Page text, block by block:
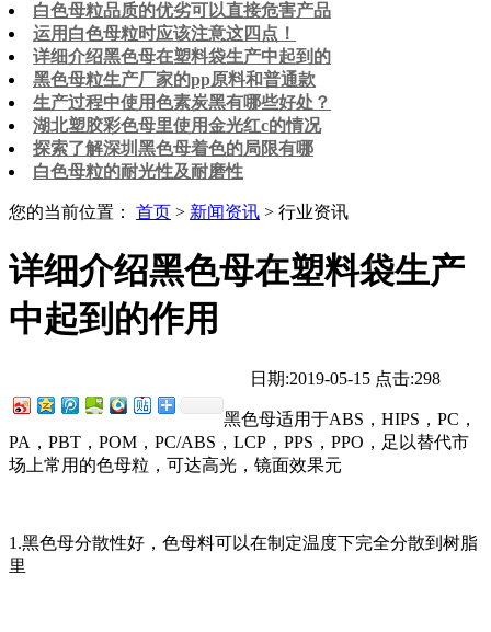
白色母粒品质的优劣可以直接危害产品
运用白色母粒时应该注意这四点！
详细介绍黑色母在塑料袋生产中起到的
黑色母粒生产厂家的pp原料和普通款
生产过程中使用色素炭黑有哪些好处？
湖北塑胶彩色母里使用金光红c的情况
探索了解深圳黑色母着色的局限有哪
白色母粒的耐光性及耐磨性
您的当前位置： 首页 > 新闻资讯 > 行业资讯
详细介绍黑色母在塑料袋生产
中起到的作用
日期:2019-05-15 点击:298
黑色母适用于ABS，HIPS，PC，
PA，PBT，POM，PC/ABS，LCP，PPS，PPO，足以替代市
场上常用的色母粒，可达高光，镜面效果元
1.黑色母分散性好，色母料可以在制定温度下完全分散到树脂
里